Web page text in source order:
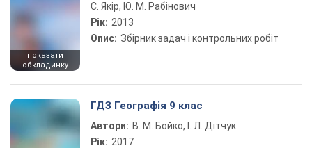
показати
обкладинку
С. Якір, Ю. М. Рабінович
Рік: 2013
Опис: Збірник задач і контрольних робіт
ГДЗ Географія 9 клас
Автори: В. М. Бойко, І. Л. Дітчук
Рік: 2017